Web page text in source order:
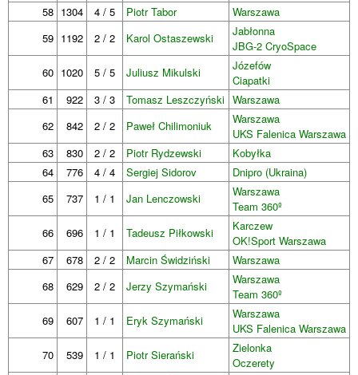
58 1304 4 / 5 Piotr Tabor
Warszawa
59 1192 2 / 2 Karol Ostaszewski
Jabłonna
JBG-2 CryoSpace
60 1020 5 / 5 Juliusz Mikulski
Józefów
Ciapatki
61
922 3 / 3 Tomasz Leszczyński Warszawa
62
842 2 / 2 Paweł Chilimoniuk
Warszawa
UKS Falenica Warszawa
63
830 2 / 2 Piotr Rydzewski
Kobyłka
64
776 4 / 4 Sergiej Sidorov
Dnipro (Ukraina)
65
737 1 / 1 Jan Lenczowski
Warszawa
Team 360º
66
696 1 / 1 Tadeusz Piłkowski
Karczew
OK!Sport Warszawa
67
678 2 / 2 Marcin Świdziński
Warszawa
68
629 2 / 2 Jerzy Szymański
Warszawa
Team 360º
69
607 1 / 1 Eryk Szymański
Warszawa
UKS Falenica Warszawa
70
539 1 / 1 Piotr Sierański
Zielonka
Oczerety